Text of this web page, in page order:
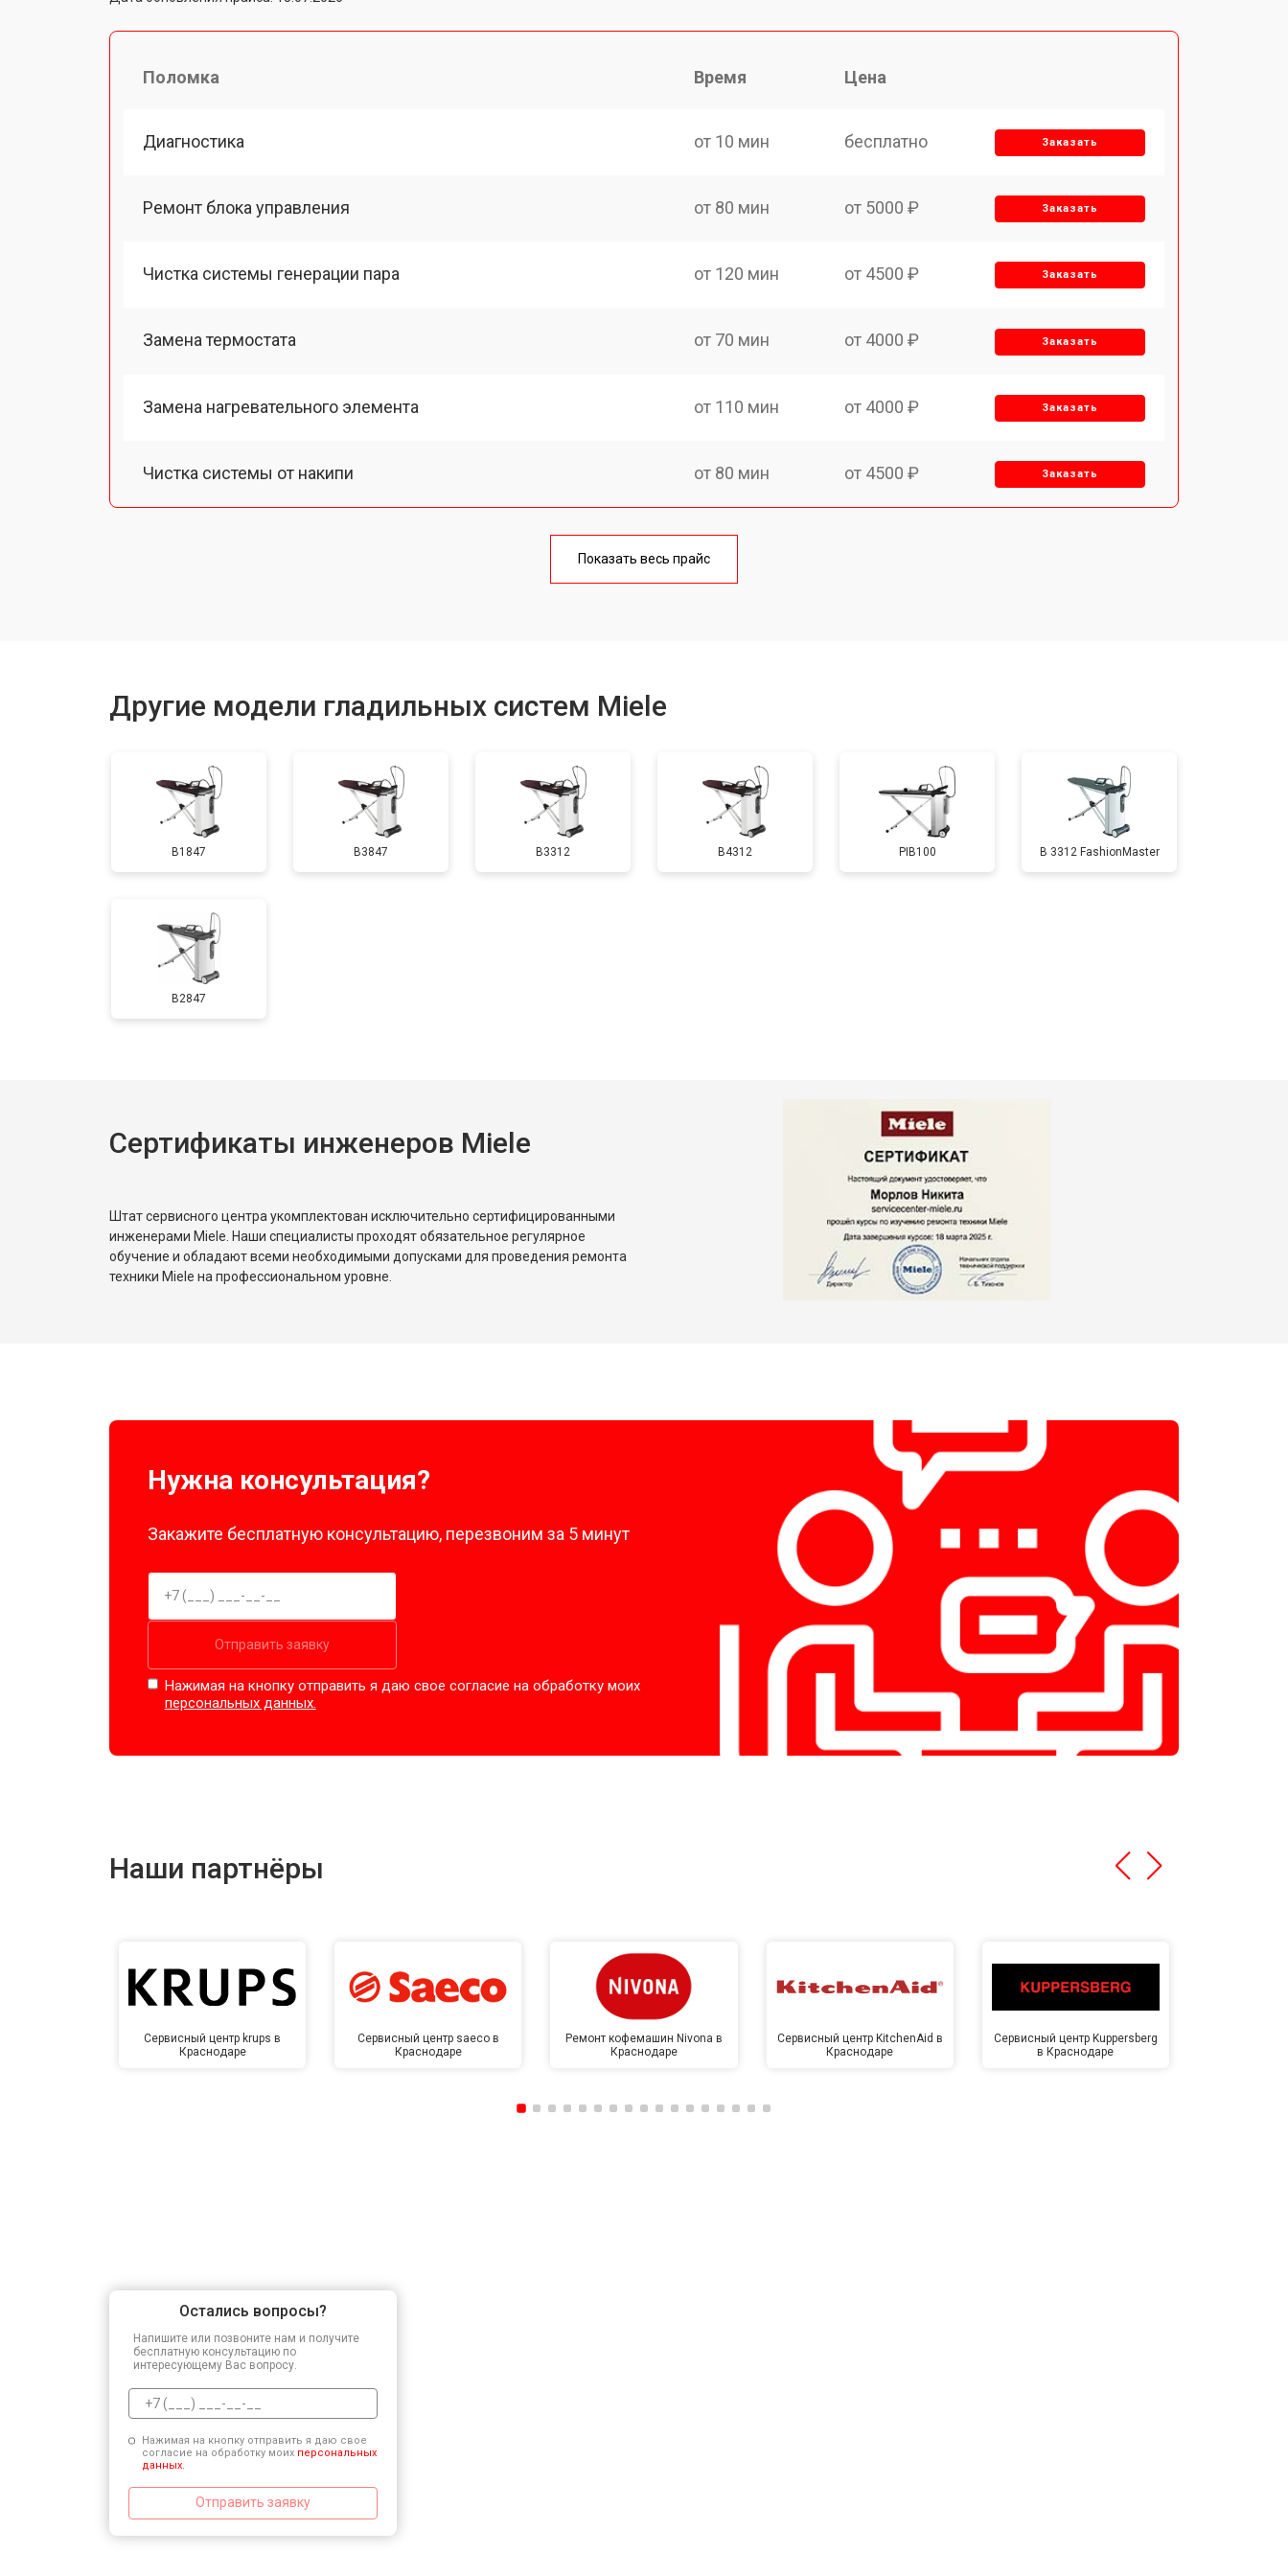
Поломка Время Цена
Диагностика от 10 мин бесплатно Заказать
Ремонт блока управления от 80 мин от 5000 ₽ Заказать
Чистка системы генерации пара от 120 мин от 4500 ₽ Заказать
Замена термостата от 70 мин от 4000 ₽ Заказать
Замена нагревательного элемента от 110 мин от 4000 ₽ Заказать
Чистка системы от накипи от 80 мин от 4500 ₽ Заказать
от 130 мин
Показать весь прайс
Другие модели гладильных систем Miele
B1847 B3847 B3312 B4312 PIB100 B 3312 FashionMaster
B2847
Сертификаты инженеров Miele
Штат сервисного центра укомплектован исключительно сертифицированными
инженерами Miele. Наши специалисты проходят обязательное регулярное
обучение и обладают всеми необходимыми допусками для проведения ремонта
техники Miele на профессиональном уровне.
Нужна консультация?
Закажите бесплатную консультацию, перезвоним за 5 минут
Отправить заявку
Нажимая на кнопку отправить я даю свое согласие на обработку моих
персональных данных.
Наши партнёры
Сервисный центр krups в
Краснодаре
Сервисный центр saeco в
Краснодаре
Ремонт кофемашин Nivona в
Краснодаре
Сервисный центр KitchenAid в
Краснодаре
Сервисный центр Kuppersberg
в Краснодаре
Остались вопросы?
Напишите или позвоните нам и получите
бесплатную консультацию по
интересующему Вас вопросу.
Нажимая на кнопку отправить я даю свое
согласие на обработку моих персональных
данных.
Отправить заявку